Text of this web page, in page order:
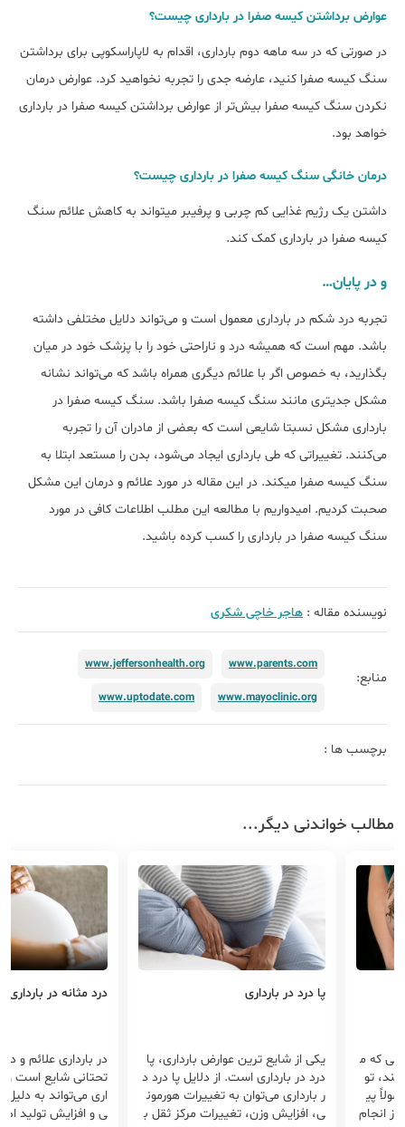
ﻋﻮارض ﺑﺮداﺷﺘﻦ ﮐﯿﺴﻪ ﺻﻔﺮا در ﺑﺎرداری چیست؟
در صورتی که در سه ماهه دوم بارداری، اقدام به لاپاراسکوپی برای برداشتن
سنگ کیسه صفرا کنید، عارضه جدی را تجربه نخواهید کرد. عوارض درمان
نکردن سنگ کیسه صفرا بیش‌تر از عوارض ﺑﺮداﺷﺘﻦ ﮐﯿﺴﻪ ﺻﻔﺮا در ﺑﺎرداری
خواهد بود.
درﻣﺎن ﺧﺎﻧﮕﯽ ﺳﻨﮓ ﮐﯿﺴﻪ ﺻﻔﺮا در ﺑﺎرداری چیست؟
داشتن یک رژیم غذایی کم چربی و پرفیبر می‎تواند به کاهش علائم سنگ
کیسه صفرا در بارداری کمک کند.
و در پایان…
تجربه درد شکم در بارداری معمول است و می‌تواند دلایل مختلفی داشته
باشد. مهم است که همیشه درد و ناراحتی خود را با پزشک خود در میان
بگذارید، به خصوص اگر با علائم دیگری همراه باشد که می‌تواند نشانه
مشکل جدی‏تری مانند سنگ کیسه صفرا باشد. سنگ کیسه صفرا در
بارداری مشکل نسبتا شایعی است که بعضی از مادران آن را تجربه
می‌کنند. تغییراتی که طی بارداری ایجاد می‎‌شود، بدن را مستعد ابتلا به
سنگ کیسه صفرا می‎کند. در این مقاله در مورد علائم و درمان این مشکل
صحبت کردیم. امیدواریم با مطالعه این مطلب اطلاعات کافی در مورد
سنگ کیسه صفرا در بارداری را کسب کرده باشید.
نویسنده مقاله : هاجر خاچی شکری
منابع:
www.parents.com
www.jeffersonhealth.org
www.mayoclinic.org
www.uptodate.com
برچسب ها :
مطالب خواندنی دیگر...
که م
تو
پی
از انجام
پا درد در بارداری
یکی از شایع ترین عوارض بارداری، پا
درد در بارداری است. از دلایل پا درد د
ر بارداری می‌توان به تغییرات هورمون
ی، افزایش وزن، تغییرات مرکز ثقل ب
درد مثانه در بارداری
در بارداری علائم و
تحتانی شایع است و
اری می‌تواند به دلیل
ی و افزایش تولید